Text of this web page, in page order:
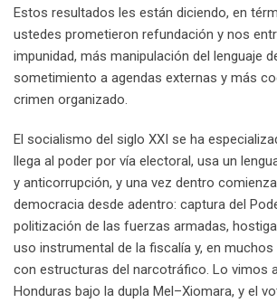
Estos resultados les están diciendo, en
ustedes prometieron refundación y nos
impunidad, más manipulación del lenguaje
sometimiento a agendas externas y más
crimen organizado.
El socialismo del siglo XXI se ha
llega al poder por vía electoral, usa un
y anticorrupción, y una vez dentro
democracia desde adentro: captura del
politización de las fuerzas armadas,
uso instrumental de la fiscalía y, en
con estructuras del narcotráfico. Lo vimos
Honduras bajo la dupla Mel–Xiomara, y el